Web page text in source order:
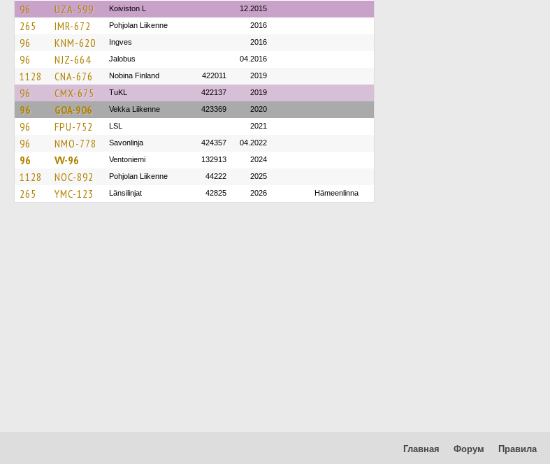
96 UZA-599 Koiviston L 12.2015
265 IMR-672 Pohjolan Liikenne 2016
96 KNM-620 Ingves 2016
96 NJZ-664 Jalobus 04.2016
1128 CNA-676 Nobina Finland 422011 2019
96 CMX-675 TuKL 422137 2019
96 GOA-906 Vekka Liikenne 423369 2020
96 FPU-752 LSL 2021
96 NMO-778 Savonlinja 424357 04.2022
96 VV-96 Ventoniemi 132913 2024
1128 NOC-892 Pohjolan Liikenne 44222 2025
265 YMC-123 Länsilinjat 42825 2026 Hämeenlinna
Главная Форум Правила